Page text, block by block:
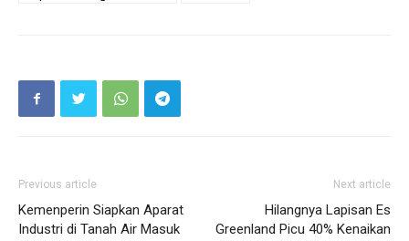
Previous article
Kemenperin Siapkan Aparat
Industri di Tanah Air Masuk
Next article
Hilangnya Lapisan Es
Greenland Picu 40% Kenaikan